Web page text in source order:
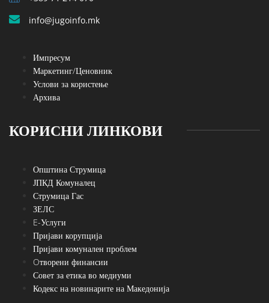
info@jugoinfo.mk
Импресум
Маркетинг/Ценовник
Услови за користење
Архива
КОРИСНИ ЛИНКОВИ
Општина Струмица
ЈПКД Комуналец
Струмица Гас
ЗЕЛС
E-Услуги
Пријави корупција
Пријави комунален проблем
Oтворени финансии
Совет за етика во медиуми
Кодекс на новинарите на Македонија